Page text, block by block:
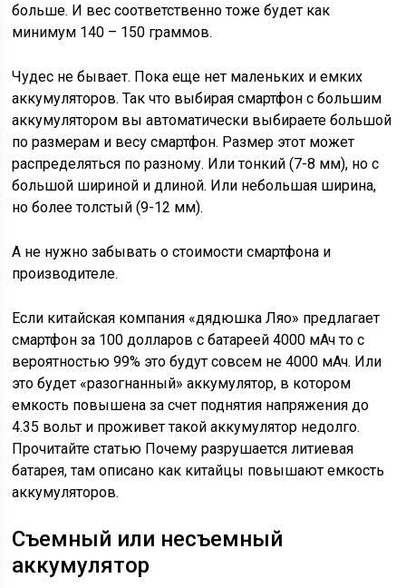
больше. И вес соответственно тоже будет как
минимум 140 – 150 граммов.
Чудес не бывает. Пока еще нет маленьких и емких
аккумуляторов. Так что выбирая смартфон с большим
аккумулятором вы автоматически выбираете большой
по размерам и весу смартфон. Размер этот может
распределяться по разному. Или тонкий (7-8 мм), но с
большой шириной и длиной. Или небольшая ширина,
но более толстый (9-12 мм).
А не нужно забывать о стоимости смартфона и
производителе.
Если китайская компания «дядюшка Ляо» предлагает
смартфон за 100 долларов с батареей 4000 мАч то с
вероятностью 99% это будут совсем не 4000 мАч. Или
это будет «разогнанный» аккумулятор, в котором
емкость повышена за счет поднятия напряжения до
4.35 вольт и проживет такой аккумулятор недолго.
Прочитайте статью Почему разрушается литиевая
батарея, там описано как китайцы повышают емкость
аккумуляторов.
Съемный или несъемный
аккумулятор